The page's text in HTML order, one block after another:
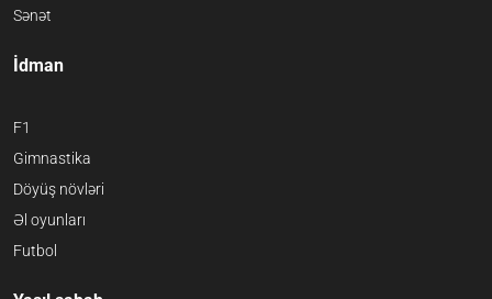
Sənət
İdman
F1
Gimnastika
Döyüş növləri
Əl oyunları
Futbol